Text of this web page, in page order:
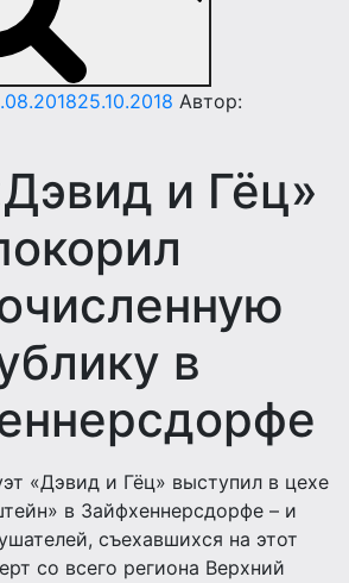
25.10.2018 Автор:
и Гёц»
в
«Дэвид и Гёц» выступил в цехе
в Зайфхеннерсдорфе – и
съехавшихся на этот
со всего региона Верхний